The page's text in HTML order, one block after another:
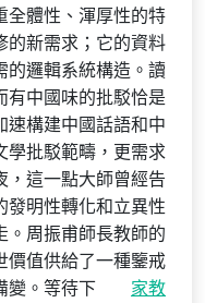
全體性、渾厚性的特
的新需求；它的資料
的邏輯系統構造。讀
有中國味的批駁恰是
速構建中國話語和中
學批駁範疇，更需求
，這一點大師曾經告
發明性轉化和立異性
。周振甫師長教師的
價值供給了一種鑒戒
變。等待下
家教